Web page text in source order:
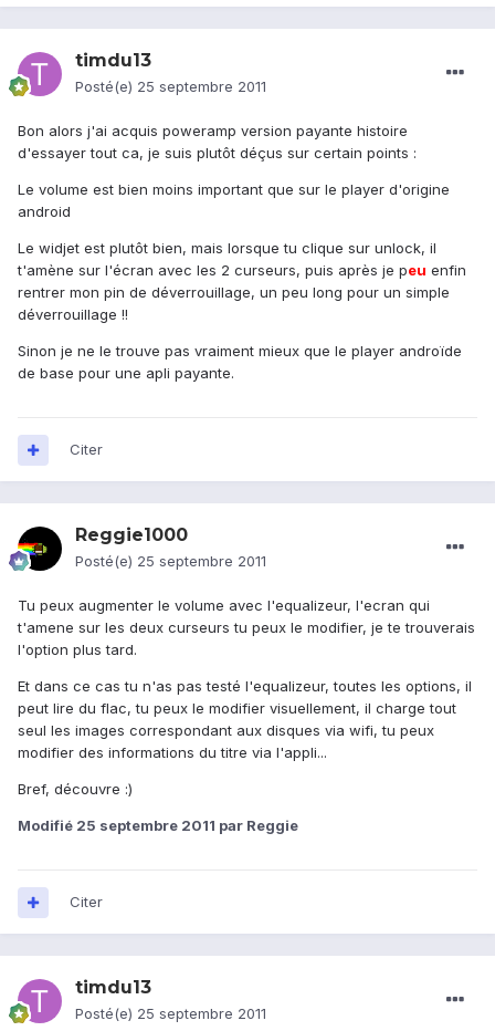
timdu13
Posté(e) 25 septembre 2011
Bon alors j'ai acquis poweramp version payante histoire
d'essayer tout ca, je suis plutôt déçus sur certain points :
Le volume est bien moins important que sur le player d'origine
android
Le widjet est plutôt bien, mais lorsque tu clique sur unlock, il
t'amène sur l'écran avec les 2 curseurs, puis après je peu enfin
rentrer mon pin de déverrouillage, un peu long pour un simple
déverrouillage !!
Sinon je ne le trouve pas vraiment mieux que le player androïde
de base pour une apli payante.
Citer
Reggie1000
Posté(e) 25 septembre 2011
Tu peux augmenter le volume avec l'equalizeur, l'ecran qui
t'amene sur les deux curseurs tu peux le modifier, je te trouverais
l'option plus tard.
Et dans ce cas tu n'as pas testé l'equalizeur, toutes les options, il
peut lire du flac, tu peux le modifier visuellement, il charge tout
seul les images correspondant aux disques via wifi, tu peux
modifier des informations du titre via l'appli...
Bref, découvre :)
Modifié 25 septembre 2011 par Reggie
Citer
timdu13
Posté(e) 25 septembre 2011